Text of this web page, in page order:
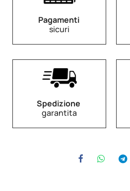
Pagamenti
sicuri
Spedizione
garantita